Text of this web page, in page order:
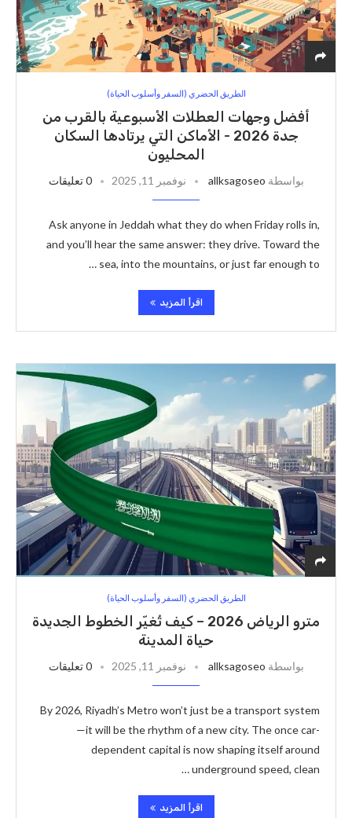
الطريق الحضري (السفر وأسلوب الحياة)
أفضل وجهات العطلات الأسبوعية بالقرب من
جدة 2026 - الأماكن التي يرتادها السكان
المحليون
بواسطة allksagoseo نوفمبر 11, 2025 0 تعليقات
Ask anyone in Jeddah what they do when Friday rolls in,
and you’ll hear the same answer: they drive. Toward the
sea, into the mountains, or just far enough to …
اقرأ المزيد
الطريق الحضري (السفر وأسلوب الحياة)
مترو الرياض 2026 – كيف تُغيّر الخطوط الجديدة
حياة المدينة
بواسطة allksagoseo نوفمبر 11, 2025 0 تعليقات
By 2026, Riyadh’s Metro won’t just be a transport system
—it will be the rhythm of a new city. The once car-
dependent capital is now shaping itself around
underground speed, clean …
اقرأ المزيد